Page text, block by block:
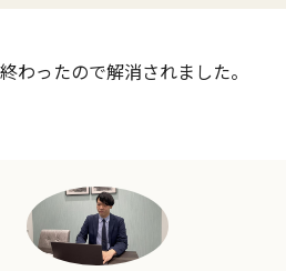
終わったので解消されました。